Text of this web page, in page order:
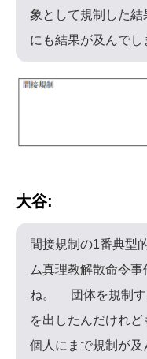
象として規制した
にも結果が及んでし
大谷:
間接規制の1番典型
ム真理教解散命令
ね。 団体を規制す
を出したんだけれ
個人にまで規制が及